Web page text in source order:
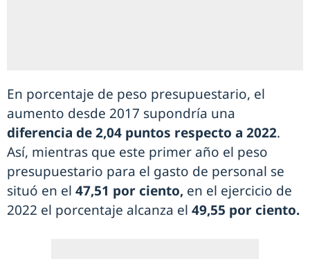
En porcentaje de peso presupuestario, el
aumento desde 2017 supondría una
diferencia de 2,04 puntos respecto a 2022.
Así, mientras que este primer año el peso
presupuestario para el gasto de personal se
situó en el 47,51 por ciento, en el ejercicio de
2022 el porcentaje alcanza el 49,55 por ciento.